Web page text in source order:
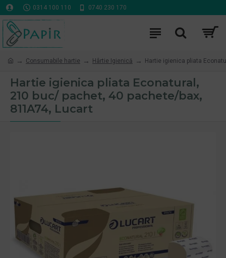
0314 100 110 0740 230 170
Consumabile hartie Hârtie Igienică Hartie igienica pliata
Hartie igienica pliata Econatural,
210 buc/ pachet, 40 pachete/bax,
811A74, Lucart